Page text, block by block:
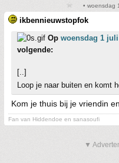
• woensdag
ikbennieuwstopfok
Op woensdag 1 juli
volgende:
[..]
Loop je naar buiten en komt
Kom je thuis bij je vriendin
Fan van Hiddendoe en sanasoufi
▼